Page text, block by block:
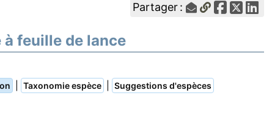
Partager :
à feuille de lance
Taxonomie espèce Suggestions d'espèces